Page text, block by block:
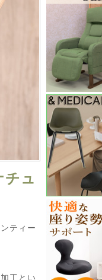
チュ
ティー
工とい